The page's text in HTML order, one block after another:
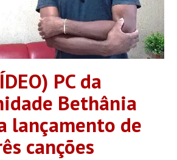
PC da
Bethânia
lançamento de
canções